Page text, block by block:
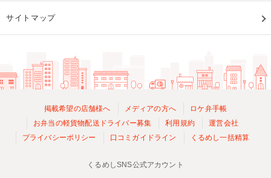
サイトマップ
掲載希望の店舗様へ メディアの方へ
ロケ弁手帳
お弁当の軽貨物配送ドライバー募集
利用規約
運営会社
プライバシーポリシー
口コミガイドライン くるめし一括精算
くるめしSNS公式アカウント